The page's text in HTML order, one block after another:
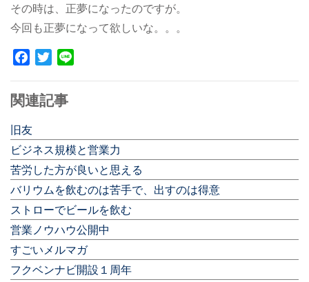
その時は、正夢になったのですが。
今回も正夢になって欲しいな。。。
Facebook
Twitter
関連記事
旧友
ビジネス規模と営業力
苦労した方が良いと思える
バリウムを飲むのは苦手で、出すのは得意
ストローでビールを飲む
営業ノウハウ公開中
すごいメルマガ
フクベンナビ開設１周年